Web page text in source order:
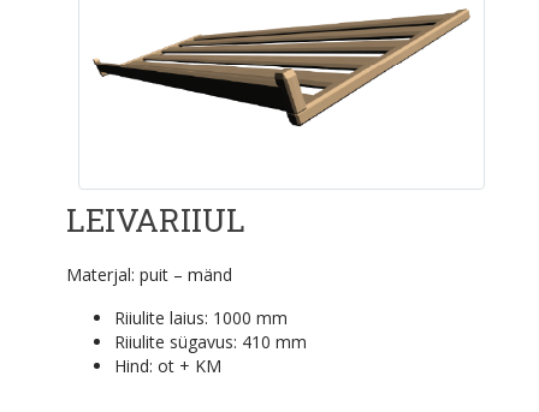
LEIVARIIUL
Materjal: puit – mänd
Riiulite laius: 1000 mm
Riiulite sügavus: 410 mm
Hind: ot + KM